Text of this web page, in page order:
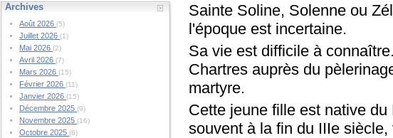
Archives
Août 2026(5)
Juillet 2026(1)
Mai 2026(2)
Avril 2026(7)
Mars 2026(15)
Février 2026(11)
Janvier 2026(15)
Décembre 2025(9)
Novembre 2025(16)
Octobre 2025(6)
Sainte Soline, Solenne ou
l'époque est incertaine.
Sa vie est difficile à
Chartres auprès du
martyre.
Cette jeune fille est native
souvent à la fin du IIIe siècle,